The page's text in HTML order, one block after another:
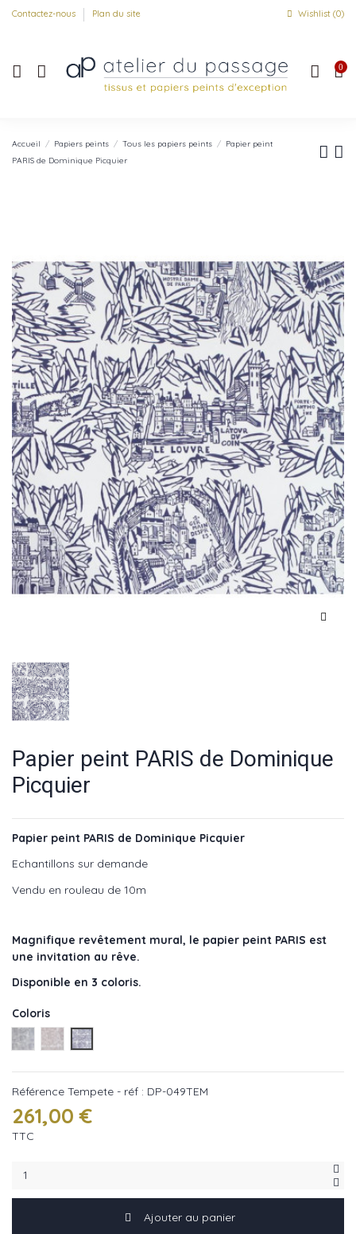
Contactez-nous Plan du site Wishlist (0)
0
Accueil Papiers peints Tous les papiers peints
Papier peint
PARIS de Dominique Picquier
Papier peint PARIS de Dominique
Picquier
Papier peint PARIS de Dominique Picquier
Echantillons sur demande
Vendu en rouleau de 10m
Magnifique revêtement mural, le papier peint PARIS est
une invitation au rêve.
Disponible en 3 coloris.
Coloris
Gris - réf : DP-049GRI
Nude - réf : DP-049NUD
Tempete - réf : DP-049TEM
Référence Tempete - réf : DP-049TEM
261,00 €
TTC
Ajouter au panier